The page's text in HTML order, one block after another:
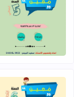
اقرأ